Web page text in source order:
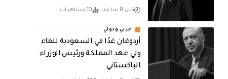
قبل 8 ساعات 10 مشاهدات
عربي ودولي
أردوغان غدًا في السعودية للقاء
ولي عهد المملكة ورئيس الوزراء
الباكستاني